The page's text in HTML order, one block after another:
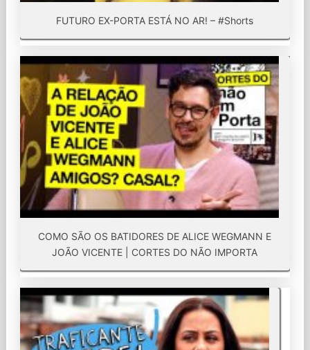
FUTURO EX-PORTA ESTÁ NO AR! – #Shorts
COMO SÃO OS BATIDORES DE ALICE WEGMANN E
JOÃO VICENTE | CORTES DO NÃO IMPORTA